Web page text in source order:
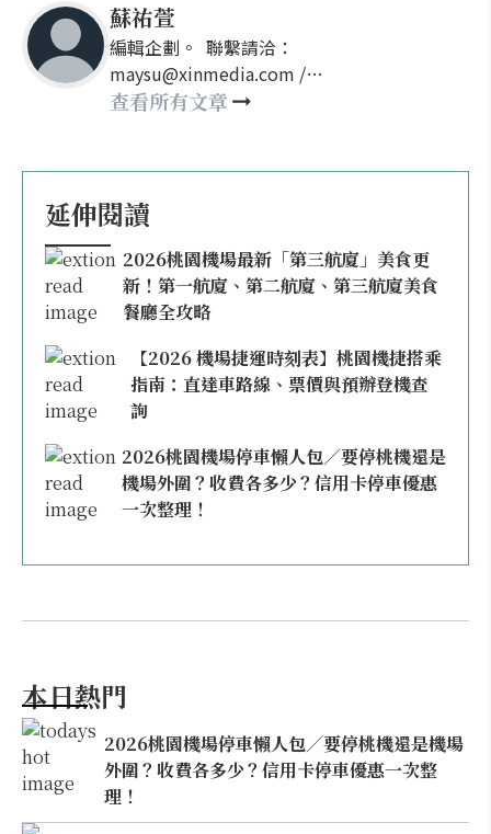
蘇祐萱
編輯企劃。 聯繫請洽：
maysu@xinmedia.com /
may860527@gmail.com
查看所有文章
延伸閱讀
2026桃園機場最新「第三航廈」美食更
新！第一航廈、第二航廈、第三航廈美食
餐廳全攻略
【2026 機場捷運時刻表】桃園機捷搭乘
指南：直達車路線、票價與預辦登機查
詢
2026桃園機場停車懶人包／要停桃機還是
機場外圍？收費各多少？信用卡停車優惠
一次整理！
本日熱門
2026桃園機場停車懶人包／要停桃機還是機場
外圍？收費各多少？信用卡停車優惠一次整
理！